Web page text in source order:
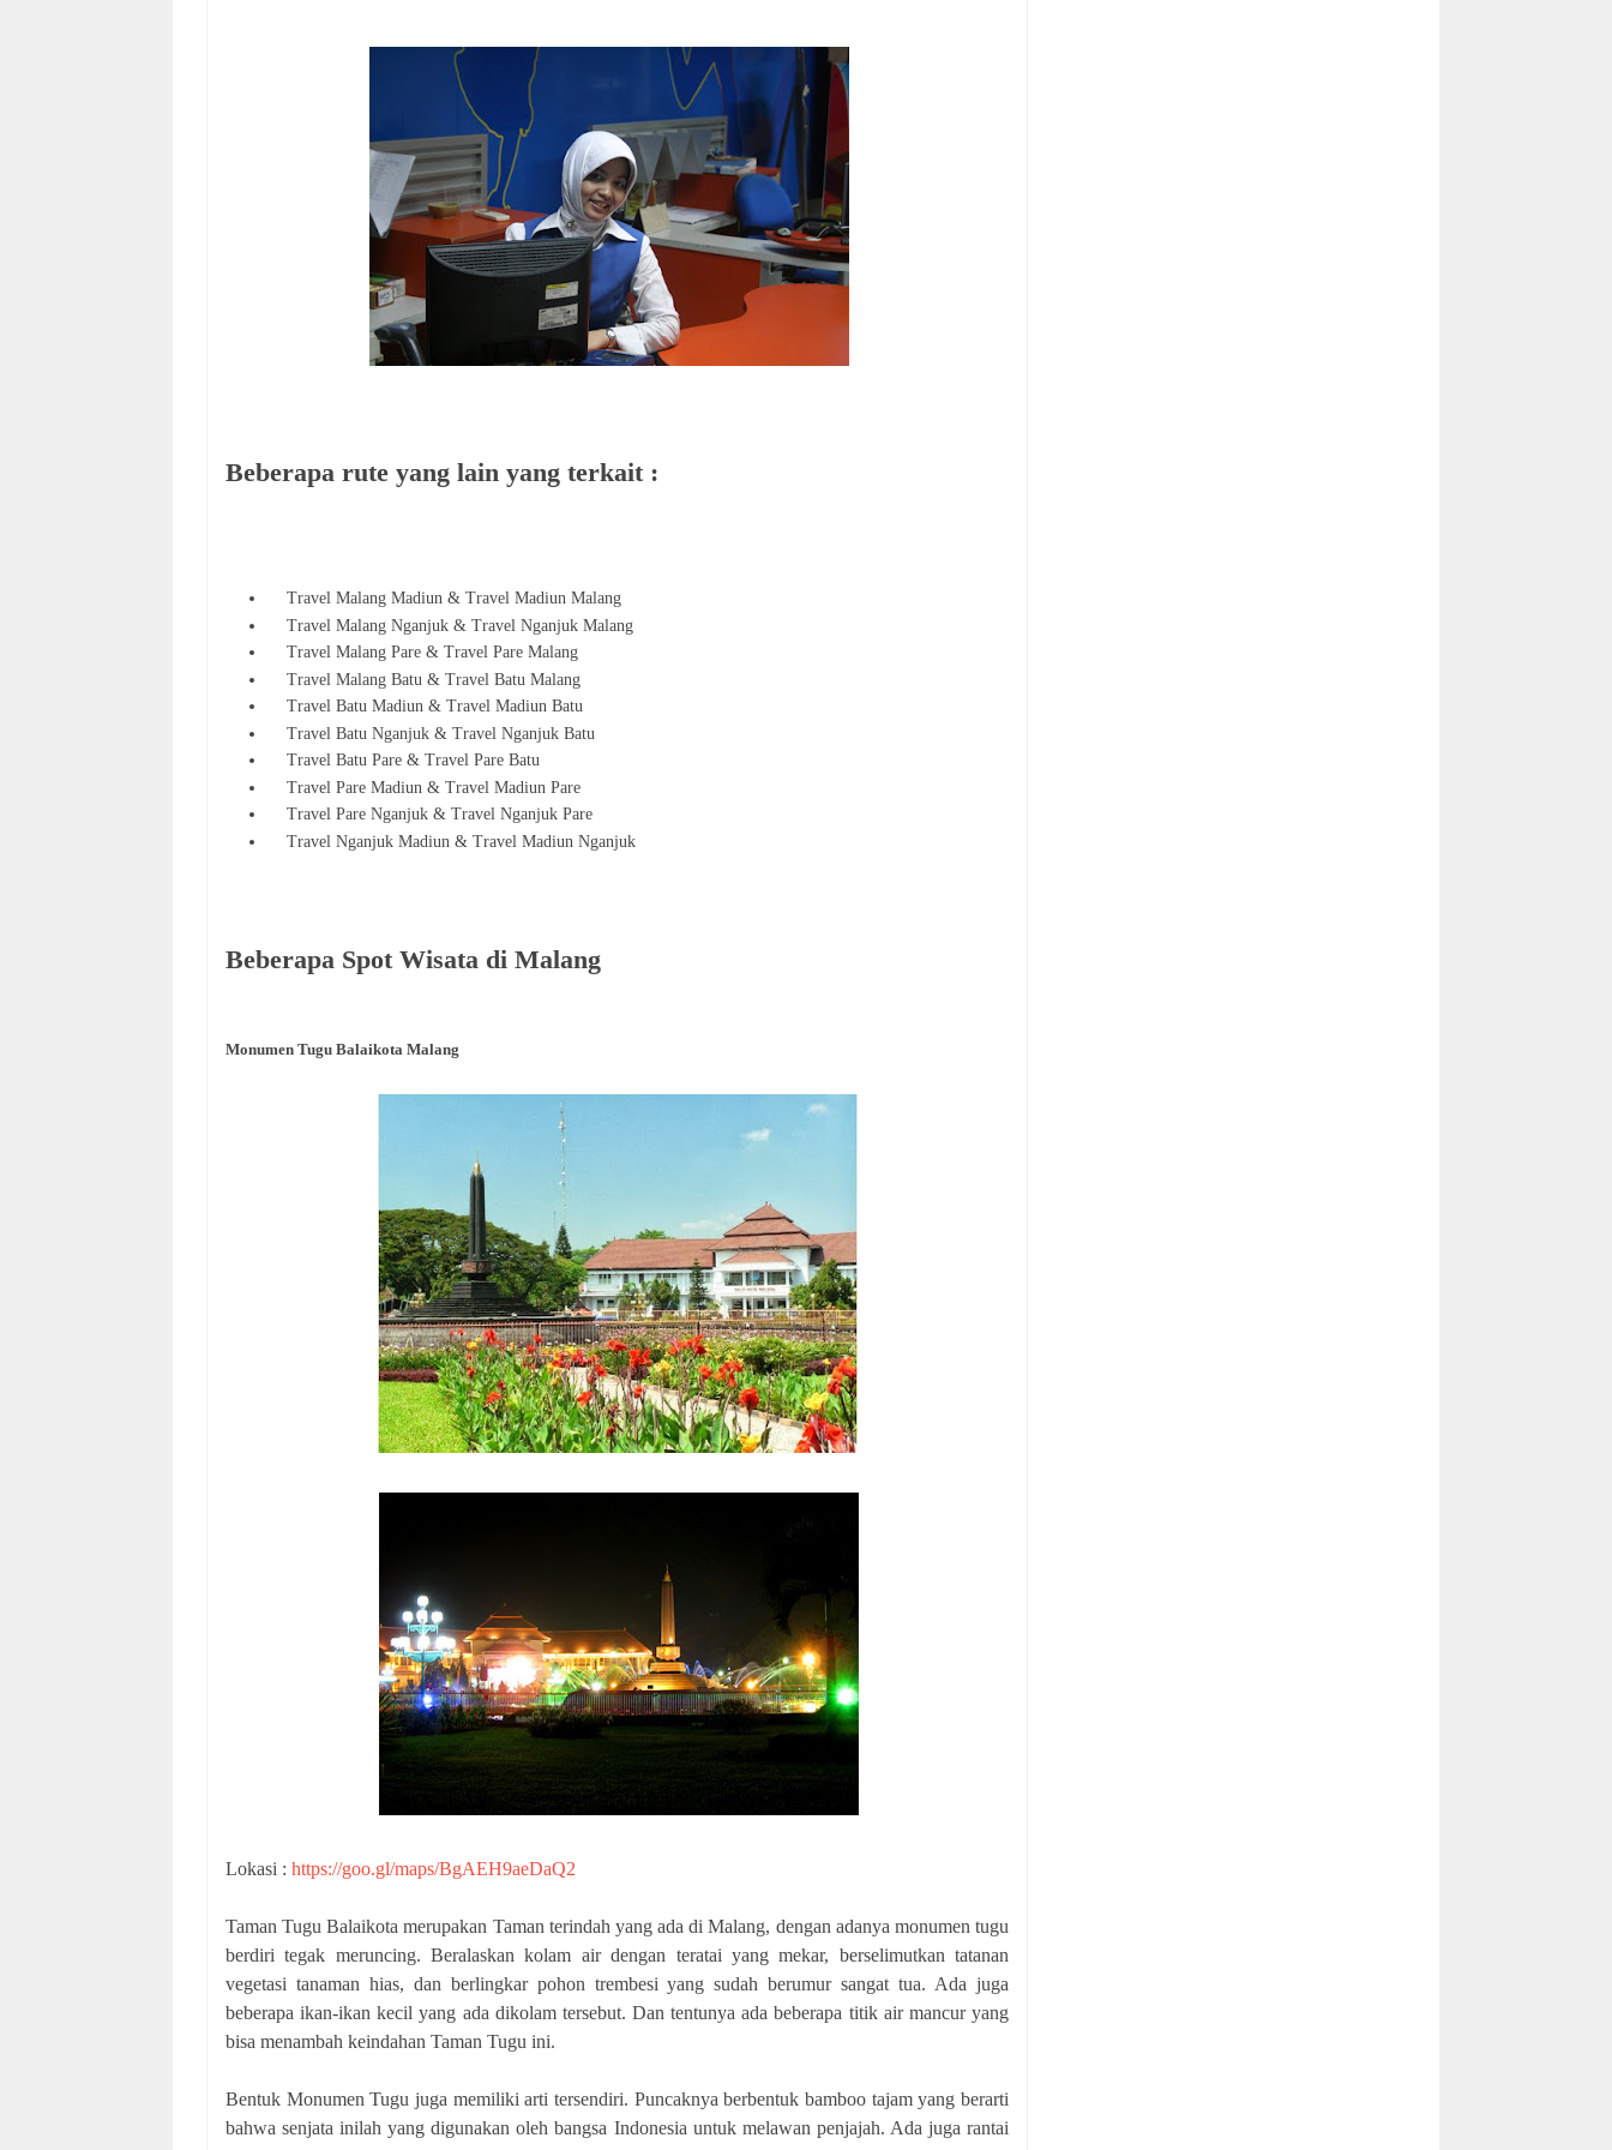
Beberapa rute yang lain yang terkait :
Travel Malang Madiun & Travel Madiun Malang
Travel Malang Nganjuk & Travel Nganjuk Malang
Travel Malang Pare & Travel Pare Malang
Travel Malang Batu & Travel Batu Malang
Travel Batu Madiun & Travel Madiun Batu
Travel Batu Nganjuk & Travel Nganjuk Batu
Travel Batu Pare & Travel Pare Batu
Travel Pare Madiun & Travel Madiun Pare
Travel Pare Nganjuk & Travel Nganjuk Pare
Travel Nganjuk Madiun & Travel Madiun Nganjuk
Beberapa Spot Wisata di Malang
Monumen Tugu Balaikota Malang
Lokasi : https://goo.gl/maps/BgAEH9aeDaQ2
Taman Tugu Balaikota merupakan Taman terindah yang ada di Malang, dengan adanya monumen tugu
berdiri tegak meruncing. Beralaskan kolam air dengan teratai yang mekar, berselimutkan tatanan
vegetasi tanaman hias, dan berlingkar pohon trembesi yang sudah berumur sangat tua. Ada juga
beberapa ikan-ikan kecil yang ada dikolam tersebut. Dan tentunya ada beberapa titik air mancur yang
bisa menambah keindahan Taman Tugu ini.
Bentuk Monumen Tugu juga memiliki arti tersendiri. Puncaknya berbentuk bamboo tajam yang berarti
bahwa senjata inilah yang digunakan oleh bangsa Indonesia untuk melawan penjajah. Ada juga rantai